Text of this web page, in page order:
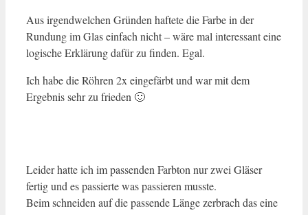
Aus irgendwelchen Gründen haftete die Farbe in der
Rundung im Glas einfach nicht – wäre mal interessant eine
logische Erklärung dafür zu finden. Egal.
Ich habe die Röhren 2x eingefärbt und war mit dem
Ergebnis sehr zu frieden 🙂
Leider hatte ich im passenden Farbton nur zwei Gläser
fertig und es passierte was passieren musste.
Beim schneiden auf die passende Länge zerbrach das eine